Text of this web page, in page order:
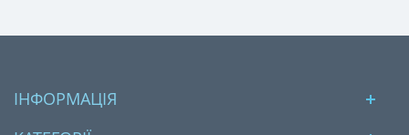
ІНФОРМАЦІЯ